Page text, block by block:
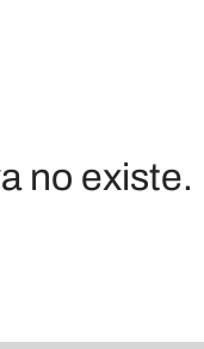
no existe.